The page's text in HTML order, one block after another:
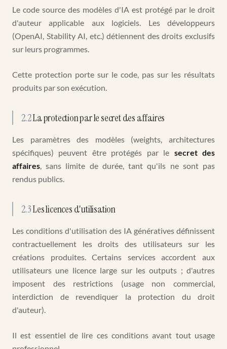
Le code source des modèles d'IA est protégé par le droit
d'auteur applicable aux logiciels. Les développeurs
(OpenAI, Stability AI, etc.) détiennent des droits exclusifs
sur leurs programmes.
Cette protection porte sur le code, pas sur les résultats
produits par son exécution.
2.2La protection par le secret des affaires
Les paramètres des modèles (weights, architectures
spécifiques) peuvent être protégés par le secret des
affaires, sans limite de durée, tant qu'ils ne sont pas
rendus publics.
2.3Les licences d'utilisation
Les conditions d'utilisation des IA génératives définissent
contractuellement les droits des utilisateurs sur les
créations produites. Certains services accordent aux
utilisateurs une licence large sur les outputs ; d'autres
imposent des restrictions (usage non commercial,
interdiction de revendiquer la protection du droit
d'auteur).
Il est essentiel de lire ces conditions avant tout usage